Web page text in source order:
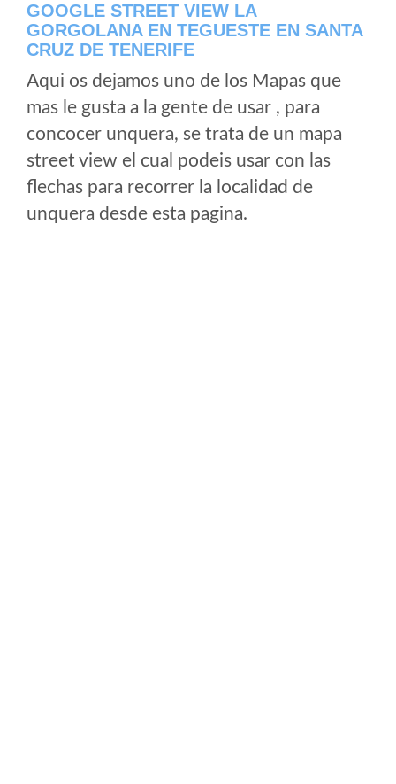
GOOGLE STREET VIEW LA
GORGOLANA EN TEGUESTE EN SANTA
CRUZ DE TENERIFE
Aqui os dejamos uno de los Mapas que
mas le gusta a la gente de usar , para
concocer unquera, se trata de un mapa
street view el cual podeis usar con las
flechas para recorrer la localidad de
unquera desde esta pagina.